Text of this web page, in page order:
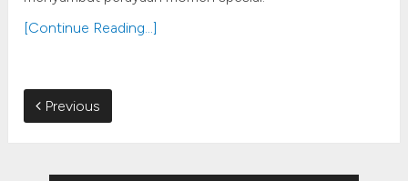
[Continue Reading...]
Previous